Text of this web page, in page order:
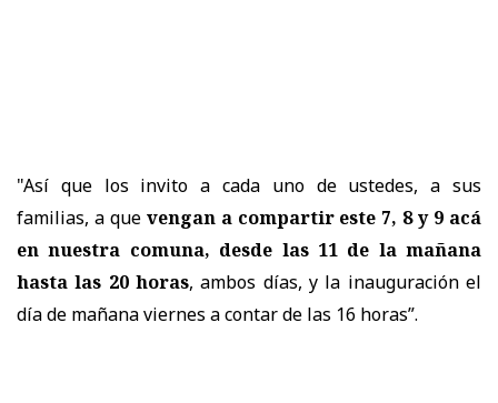
"Así que los invito a cada uno de ustedes, a sus
familias, a que vengan a compartir este 7, 8 y 9 acá
en nuestra comuna, desde las 11 de la mañana
hasta las 20 horas, ambos días, y la inauguración el
día de mañana viernes a contar de las 16 horas”.